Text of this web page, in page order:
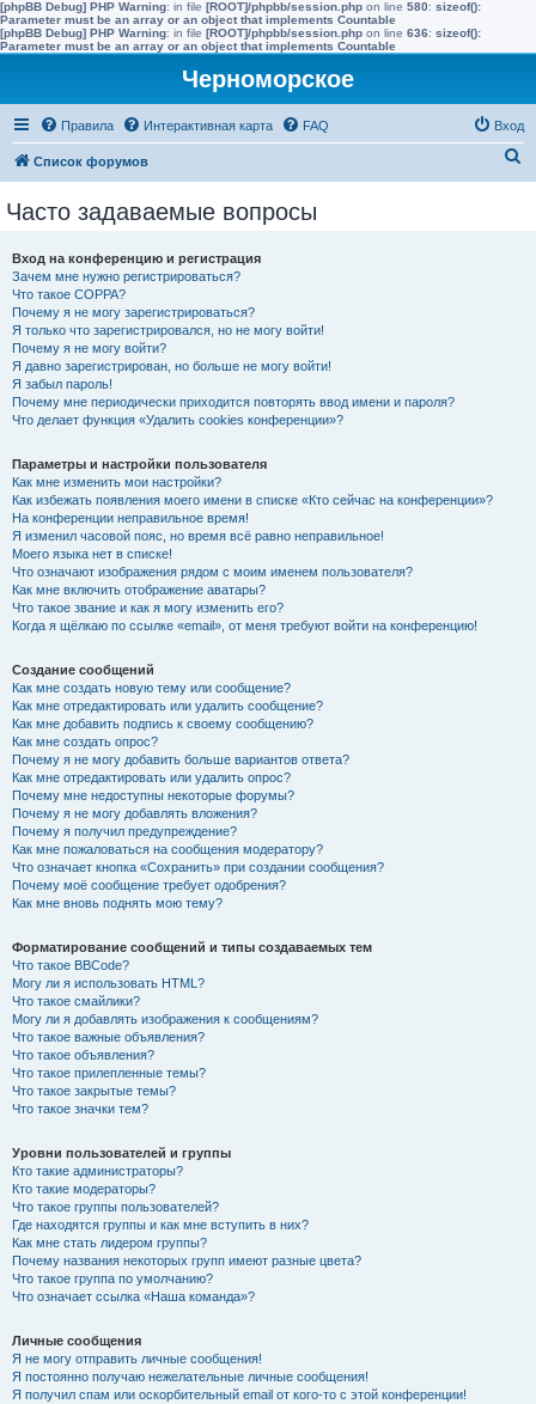
[phpBB Debug] PHP Warning: in file [ROOT]/phpbb/session.php on line 580: sizeof():
Parameter must be an array or an object that implements Countable
[phpBB Debug] PHP Warning: in file [ROOT]/phpbb/session.php on line 636: sizeof():
Parameter must be an array or an object that implements Countable
Черноморское
Правила Интерактивная карта FAQ Вход
Список форумов
Часто задаваемые вопросы
Вход на конференцию и регистрация
Зачем мне нужно регистрироваться?
Что такое COPPA?
Почему я не могу зарегистрироваться?
Я только что зарегистрировался, но не могу войти!
Почему я не могу войти?
Я давно зарегистрирован, но больше не могу войти!
Я забыл пароль!
Почему мне периодически приходится повторять ввод имени и пароля?
Что делает функция «Удалить cookies конференции»?
Параметры и настройки пользователя
Как мне изменить мои настройки?
Как избежать появления моего имени в списке «Кто сейчас на конференции»?
На конференции неправильное время!
Я изменил часовой пояс, но время всё равно неправильное!
Моего языка нет в списке!
Что означают изображения рядом с моим именем пользователя?
Как мне включить отображение аватары?
Что такое звание и как я могу изменить его?
Когда я щёлкаю по ссылке «email», от меня требуют войти на конференцию!
Создание сообщений
Как мне создать новую тему или сообщение?
Как мне отредактировать или удалить сообщение?
Как мне добавить подпись к своему сообщению?
Как мне создать опрос?
Почему я не могу добавить больше вариантов ответа?
Как мне отредактировать или удалить опрос?
Почему мне недоступны некоторые форумы?
Почему я не могу добавлять вложения?
Почему я получил предупреждение?
Как мне пожаловаться на сообщения модератору?
Что означает кнопка «Сохранить» при создании сообщения?
Почему моё сообщение требует одобрения?
Как мне вновь поднять мою тему?
Форматирование сообщений и типы создаваемых тем
Что такое BBCode?
Могу ли я использовать HTML?
Что такое смайлики?
Могу ли я добавлять изображения к сообщениям?
Что такое важные объявления?
Что такое объявления?
Что такое прилепленные темы?
Что такое закрытые темы?
Что такое значки тем?
Уровни пользователей и группы
Кто такие администраторы?
Кто такие модераторы?
Что такое группы пользователей?
Где находятся группы и как мне вступить в них?
Как мне стать лидером группы?
Почему названия некоторых групп имеют разные цвета?
Что такое группа по умолчанию?
Что означает ссылка «Наша команда»?
Личные сообщения
Я не могу отправить личные сообщения!
Я постоянно получаю нежелательные личные сообщения!
Я получил спам или оскорбительный email от кого-то с этой конференции!